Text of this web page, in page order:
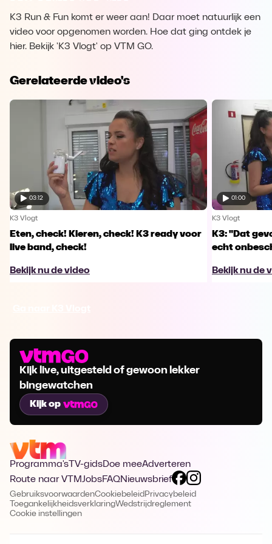
K3 Run & Fun komt er weer aan! Daar moet natuurlijk een
video voor opgenomen worden. Hoe dat ging ontdek je
hier. Bekijk 'K3 Vlogt' op VTM GO.
Gerelateerde video's
03:12
K3 Vlogt
Eten, check! Kleren, check! K3 ready voor
live band, check!
Bekijk nu de video
01:00
K3 Vlogt
K3: "Dat
echt
Bekijk nu de
Kijk live, uitgesteld of gewoon lekker
bingewatchen
Kijk op
Programma's TV-gidsDoe meeAdverteren
Route naar VTMJobsFAQNieuwsbrief
GebruiksvoorwaardenCookiebeleid Privacybeleid
ToegankelijkheidsverklaringWedstrijdreglement
Cookie instellingen